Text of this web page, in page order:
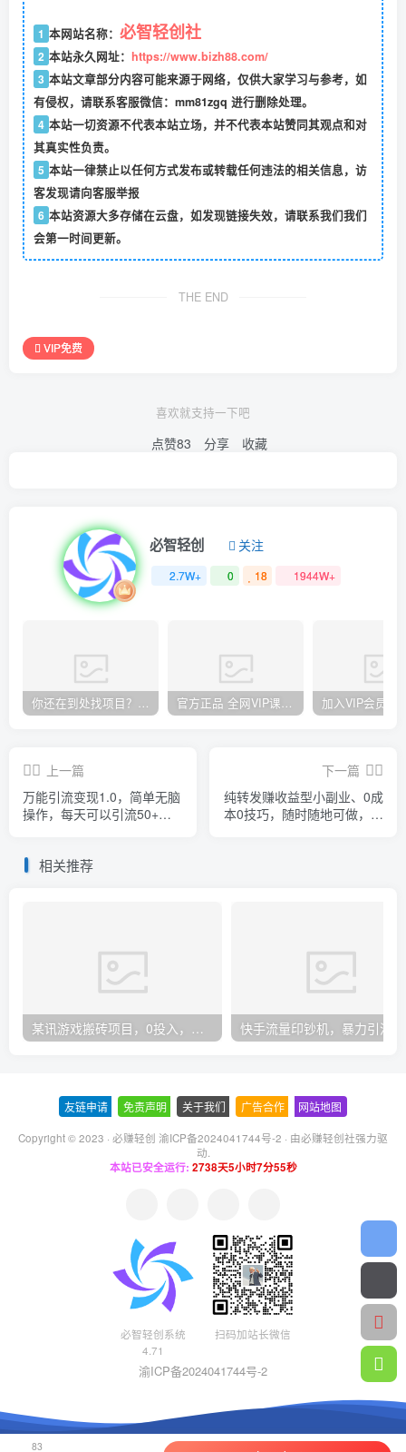
1 本网站名称： 必智轻创社
2 本站永久网址： https://www.bizh88.com/
3 本站文章部分内容可能来源于网络，仅供大家学习与参考，如
有侵权，请联系客服微信：mm81zgq 进行删除处理。
4 本站一切资源不代表本站立场，并不代表本站赞同其观点和对
其真实性负责。
5 本站一律禁止以任何方式发布或转载任何违法的相关信息，访
客发现请向客服举报
6 本站资源大多存储在云盘，如发现链接失效，请联系我们我们
会第一时间更新。
THE END
VIP免费
喜欢就支持一下吧
点赞83 分享 收藏
必智轻创 关注
2.7W+ 0 18 1944W+
你还在到处找项目？还在当韭菜？我却靠卖项目一个月赚5万，曾经我也和你一样懵懂。 官方正品 全网VIP课程 无损下载~
上一篇
万能引流变现1.0，简单无脑
操作，每天可以引流50+到
下一篇
纯转发赚收益型小副业、0成
本0技巧，随时随地可做，多
相关推荐
某讯游戏搬砖项目，0投入，可以挂机，轻松上手,月入3000+上不封顶
友链申请 免责声明 关于我们 广告合作 网站地图
Copyright © 2023 · 必赚轻创 渝ICP备2024041744号-2 · 由必赚轻创社强力驱
动.
本站已安全运行: 2738天5小时7分55秒
必智轻创系统
4.71
扫码加站长微信
渝ICP备2024041744号-2
83